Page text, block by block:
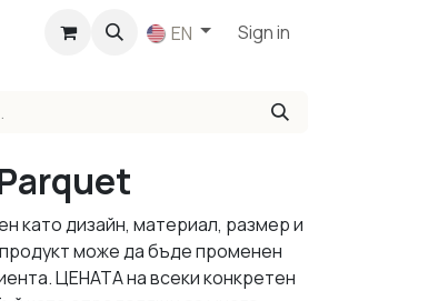
EN Sign in
като дизайн, материал, размер и
може да бъде променен
ЦЕНАТА на всеки конкретен